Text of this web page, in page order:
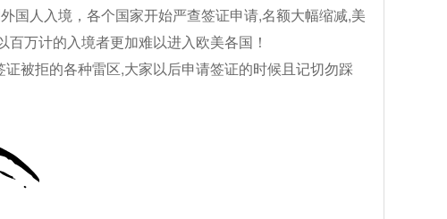
国人入境，各个国家开始严查签证申请,名额大幅缩减,美
万计的入境者更加难以进入欧美各国！
被拒的各种雷区,大家以后申请签证的时候且记切勿踩